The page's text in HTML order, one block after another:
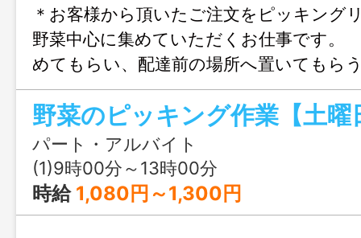
＊お客様から頂いたご注文をピッキング
野菜中心に集めていただくお仕事です
めてもらい、配達前の場所へ置いてもら
す。 伝票入力などもなく、すぐに慣
内容です。 飲食店向けに野菜をお
＊明るくフットワークの軽い方歓迎
更なし
パート・アルバイト
(1)9時00分～13時00分
時給 1,080円～1,300円